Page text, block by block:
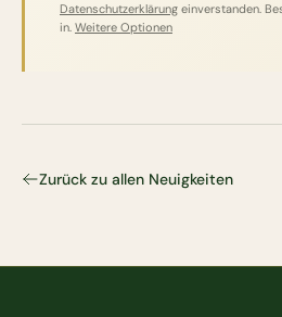
Datenschutzerklärung einverstanden.
in. Weitere Optionen
Zurück zu allen Neuigkeiten